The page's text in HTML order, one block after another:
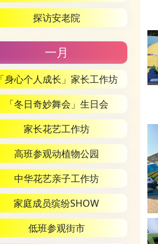
探访安老院
一月
「身心个人成长」家长工作坊
「冬日奇妙舞会」生日会
家长花艺工作坊
高班参观动植物公园
中华花艺亲子工作坊
家庭成员缤纷SHOW
低班参观街市